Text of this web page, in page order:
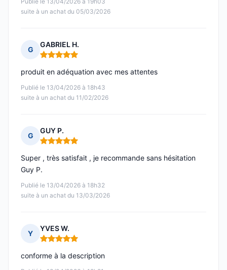
suite à un achat du 05/03/2026
G
GABRIEL H.
Note : 5 sur 5
Publié le 13/04/2026 à 18h43
suite à un achat du 11/02/2026
produit en adéquation avec mes attentes
G
GUY P.
Note : 5 sur 5
Publié le 13/04/2026 à 18h32
suite à un achat du 13/03/2026
Super , très satisfait , je recommande sans hésitation
Guy P.
Y
YVES W.
Note : 5 sur 5
conforme à la description